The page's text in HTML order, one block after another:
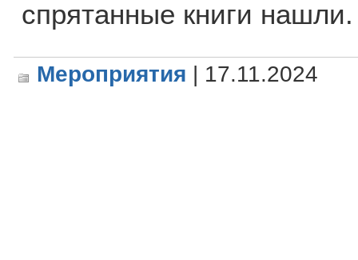
спрятанные книги нашли.
Мероприятия | 17.11.2024